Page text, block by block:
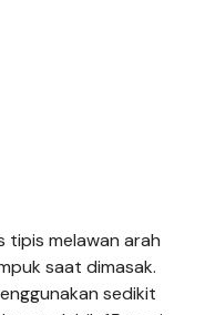
tipis melawan arah
saat dimasak.
sedikit